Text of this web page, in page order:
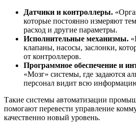
Датчики и контроллеры.
которые постоянно измеряют
расход и другие параметры.
Исполнительные механизмы.
клапаны, насосы, заслонки,
от контроллеров.
Программное обеспечение и
«Мозг» системы, где задаются
персонал видит всю
Такие системы автоматизации
помогают перевести управление
качественно новый уровень.